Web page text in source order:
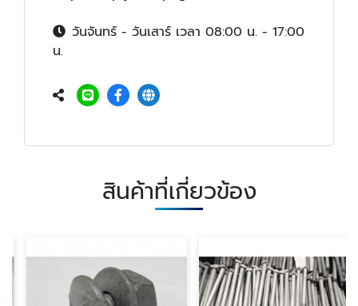
วันจันทร์ - วันเสาร์ เวลา 08:00 น. - 17:00
น.
สินค้าที่เกี่ยวข้อง